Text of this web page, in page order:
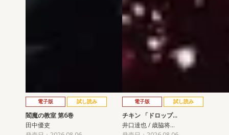
電子版 試し読み
閻魔の教室 第6巻
田中優吏
電子版 試し読み
チキン 「ドロップ…
井口達也 / 歳脇将…